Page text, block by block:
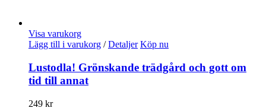
Visa varukorg
Lägg till i varukorg / Detaljer Köp nu
Lustodla! Grönskande trädgård och gott om
tid till annat
249 kr